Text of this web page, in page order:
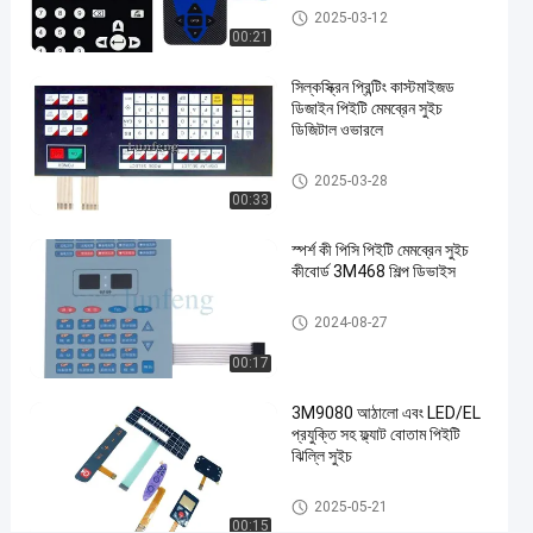
#
প্যান্টোন
মেমব্রেন
সুইচ
#
3M
467
গম্বুজ
স্পর্শকাতর
ঝিল্লি
সুইচ
#
00:21
পিইটি মেমব্রেন সুইচ
2025-03-12
00:33
সিল্কস্ক্রিন প্রিন্টিং কাস্টমাইজড
ডিজাইন পিইটি মেমব্রেন সুইচ
ডিজিটাল ওভারলে
পিইটি মেমব্রেন সুইচ
2025-03-28
00:17
স্পর্শ কী পিসি পিইটি মেমব্রেন সুইচ
কীবোর্ড 3M468 শিল্প ডিভাইস
পিইটি মেমব্রেন সুইচ
2024-08-27
00:15
3M9080 আঠালো এবং LED/EL
প্রযুক্তি সহ ফ্ল্যাট বোতাম পিইটি
ঝিল্লি সুইচ
পিইটি মেমব্রেন সুইচ
2025-05-21